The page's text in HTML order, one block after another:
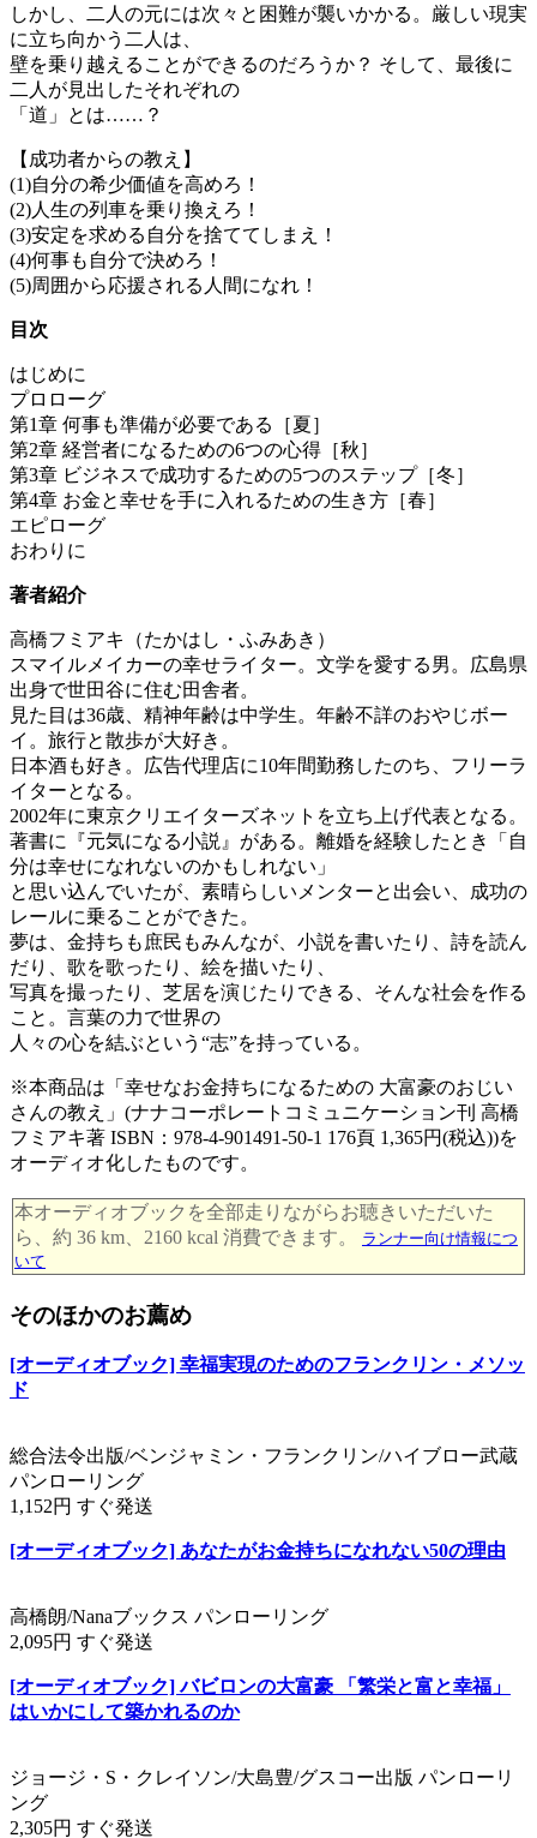
しかし、二人の元には次々と困難が襲いかかる。厳しい現実
に立ち向かう二人は、
壁を乗り越えることができるのだろうか？ そして、最後に
二人が見出したそれぞれの
「道」とは……？
【成功者からの教え】
(1)自分の希少価値を高めろ！
(2)人生の列車を乗り換えろ！
(3)安定を求める自分を捨ててしまえ！
(4)何事も自分で決めろ！
(5)周囲から応援される人間になれ！
目次
はじめに
プロローグ
第1章 何事も準備が必要である［夏］
第2章 経営者になるための6つの心得［秋］
第3章 ビジネスで成功するための5つのステップ［冬］
第4章 お金と幸せを手に入れるための生き方［春］
エピローグ
おわりに
著者紹介
高橋フミアキ（たかはし・ふみあき）
スマイルメイカーの幸せライター。文学を愛する男。広島県
出身で世田谷に住む田舎者。
見た目は36歳、精神年齢は中学生。年齢不詳のおやじボー
イ。旅行と散歩が大好き。
日本酒も好き。広告代理店に10年間勤務したのち、フリーラ
イターとなる。
2002年に東京クリエイターズネットを立ち上げ代表となる。
著書に『元気になる小説』がある。離婚を経験したとき「自
分は幸せになれないのかもしれない」
と思い込んでいたが、素晴らしいメンターと出会い、成功の
レールに乗ることができた。
夢は、金持ちも庶民もみんなが、小説を書いたり、詩を読ん
だり、歌を歌ったり、絵を描いたり、
写真を撮ったり、芝居を演じたりできる、そんな社会を作る
こと。言葉の力で世界の
人々の心を結ぶという“志”を持っている。
※本商品は「幸せなお金持ちになるための 大富豪のおじい
さんの教え」(ナナコーポレートコミュニケーション刊 高橋
フミアキ著 ISBN：978-4-901491-50-1 176頁 1,365円(税込))を
オーディオ化したものです。
本オーディオブックを全部走りながらお聴きいただいた
ら、約 36 km、2160 kcal 消費できます。
ランナー向け情報につ
いて
そのほかのお薦め
[オーディオブック] 幸福実現のためのフランクリン・メソッ
ド
総合法令出版/ベンジャミン・フランクリン/ハイブロー武蔵
パンローリング
1,152円 すぐ発送
[オーディオブック] あなたがお金持ちになれない50の理由
高橋朗/Nanaブックス パンローリング
2,095円 すぐ発送
[オーディオブック] バビロンの大富豪 「繁栄と富と幸福」
はいかにして築かれるのか
ジョージ・S・クレイソン/大島豊/グスコー出版 パンローリ
ング
2,305円 すぐ発送